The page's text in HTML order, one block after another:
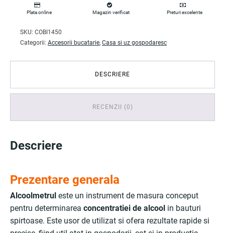
Plata online Magazin verificat Preturi excelente
SKU: COBI1450
Categorii: Accesorii bucatarie, Casa si uz gospodaresc
DESCRIERE
RECENZII (0)
Descriere
Prezentare generala
Alcoolmetrul este un instrument de masura conceput
pentru determinarea concentratiei de alcool in bauturi
spirtoase. Este usor de utilizat si ofera rezultate rapide si